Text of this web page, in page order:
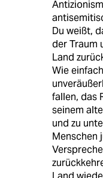
Du weißt,
der Traum
Land
Wie
fallen, das
seinem
und zu
Menschen